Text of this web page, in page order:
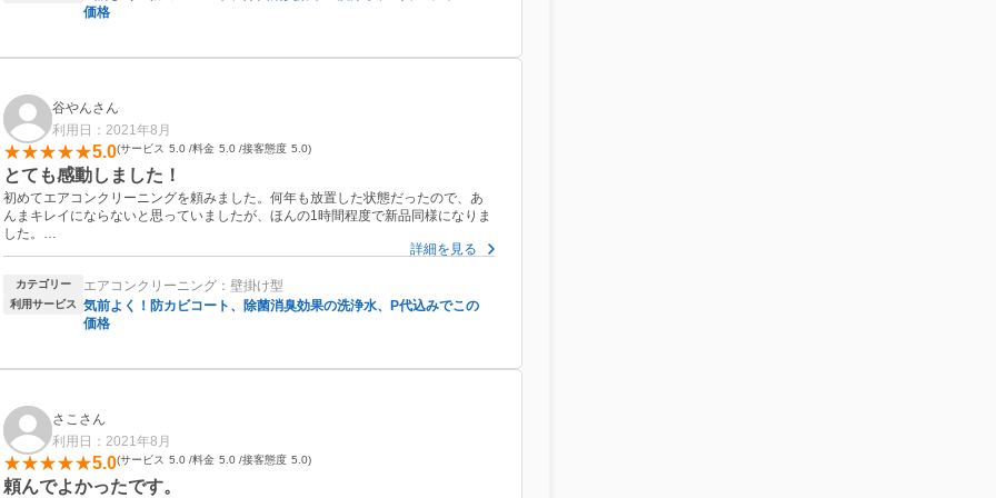
価格
谷やんさん
利用日：2021年8月
5.0 サービス 5.0 料金 5.0 接客態度 5.0
とても感動しました！
初めてエアコンクリーニングを頼みました。何年も放置した状態だったので、あ
んまキレイにならないと思っていましたが、ほんの1時間程度で新品同様になりま
した。
これから定期的にお願いしようと思います。本当にありがとうございました。
詳細を見る
カテゴリー エアコンクリーニング：壁掛け型
利用サービス
気前よく！防カビコート、除菌消臭効果の洗浄水、P代込みでこの
価格
さこさん
利用日：2021年8月
5.0 サービス 5.0 料金 5.0 接客態度 5.0
頼んでよかったです。